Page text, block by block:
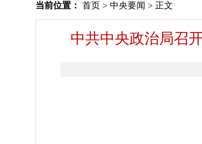
当前位置： 首页 > 中央要闻 > 正文
中共中央政治局召